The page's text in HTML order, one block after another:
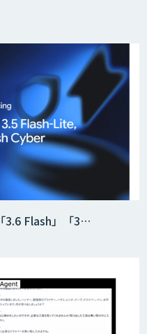
2.0
イディーゼロ）
3.6 Flash」「3…